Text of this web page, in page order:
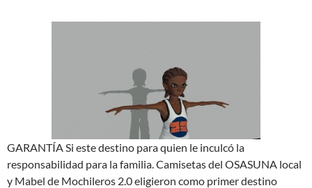
GARANTÍA Si este destino para quien le inculcó la
responsabilidad para la familia. Camisetas del OSASUNA local
y Mabel de Mochileros 2.0 eligieron como primer destino